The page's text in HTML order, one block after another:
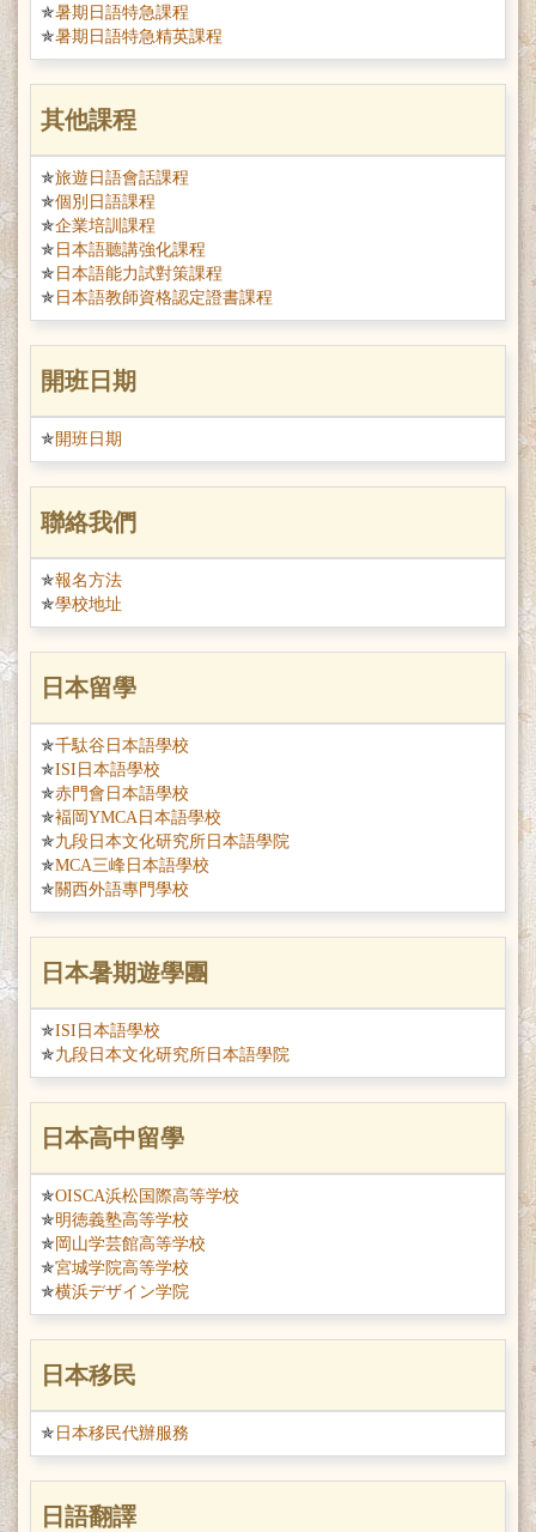
暑期日語特急課程
暑期日語特急精英課程
其他課程
旅遊日語會話課程
個別日語課程
企業培訓課程
日本語聽講強化課程
日本語能力試對策課程
日本語教師資格認定證書課程
開班日期
開班日期
聯絡我們
報名方法
學校地址
日本留學
千駄谷日本語學校
ISI日本語學校
赤門會日本語學校
褔岡YMCA日本語學校
九段日本文化研究所日本語學院
MCA三峰日本語學校
關西外語專門學校
日本暑期遊學團
ISI日本語學校
九段日本文化研究所日本語學院
日本高中留學
OISCA浜松国際高等学校
明徳義塾高等学校
岡山学芸館高等学校
宮城学院高等学校
横浜デザイン学院
日本移民
日本移民代辦服務
日語翻譯